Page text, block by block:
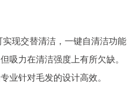
现交替清洁，一键自清洁功能
吸力在清洁强度上有所欠缺。
业针对毛发的设计高效。